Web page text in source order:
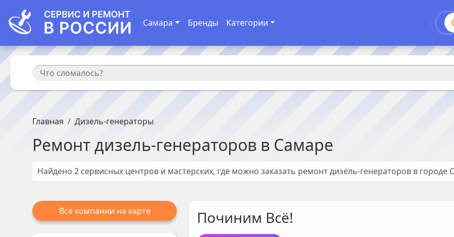
Самара Бренды Категории
Главная Дизель-генераторы
Ремонтдизель-генераторов в Самаре
Найдено 2 сервисных центров и мастерских, где можно заказать ремонтдизель-генераторов в городе
Все компании на карте
Починим Всё!